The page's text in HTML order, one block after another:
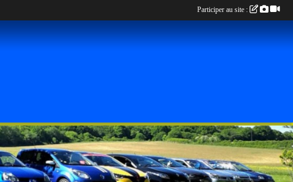
Participer au site :